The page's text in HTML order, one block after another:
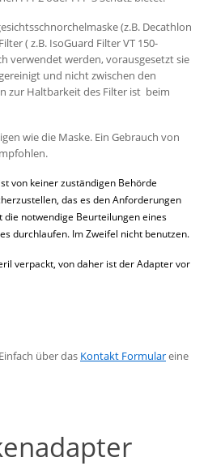
(z.B. Decathlon
( z.B. IsoGuard Filter VT 150-
verwendet werden, vorausgesetzt sie
und nicht zwischen den
zur Haltbarkeit des Filter ist beim
wie die Maske. Ein Gebrauch von
von keiner zuständigen Behörde
das es den Anforderungen
notwendige Beurteilungen eines
durchlaufen. Im Zweifel nicht benutzen.
verpackt, von daher ist der Adapter vor
über das Kontakt Formulareine